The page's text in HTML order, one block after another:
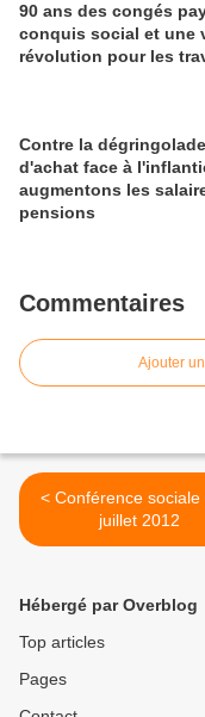
90 ans des congés
conquis social et une
révolution pour les
Contre la
d'achat face à
augmentons les
pensions
Commentaires
Ajouter
< Conférence sociale 9-10
juillet 2012
Hébergé par Overblog
Top articles
Pages